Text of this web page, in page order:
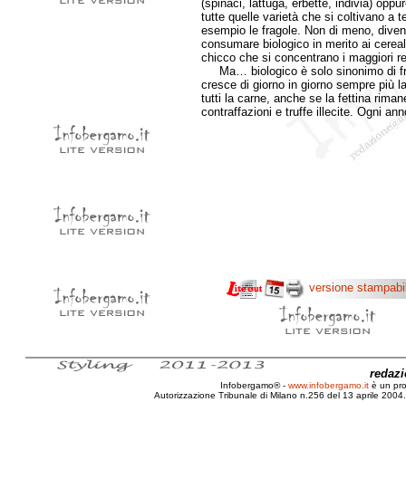
(spinaci, lattuga, erbette, indivia)
tutte quelle varietà che si coltivano a
esempio le fragole. Non di meno,
consumare biologico in merito ai
chicco che si concentrano i maggiori
Ma… biologico è solo sinonimo di
cresce di giorno in giorno sempre più
tutti la carne, anche se la fettina
contraffazioni e truffe illecite. Ogni
versione
Infobergamo® - www.infobergamo.it è un
Autorizzazione Tribunale di Milano n.256 del 13 aprile